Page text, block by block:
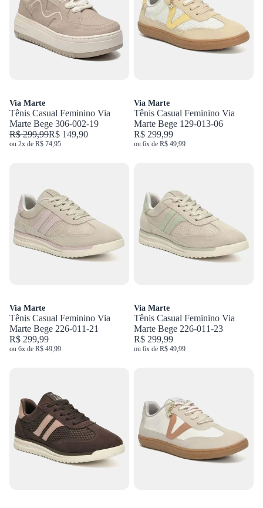
Via Marte
Tênis Casual Feminino Via
Marte Bege 306-002-19
R$ 299,99R$ 149,90
ou 2x de R$ 74,95
Via Marte
Tênis Casual Feminino Via
Marte Bege 129-013-06
R$ 299,99
ou 6x de R$ 49,99
Via Marte
Tênis Casual Feminino Via
Marte Bege 226-011-21
R$ 299,99
ou 6x de R$ 49,99
Via Marte
Tênis Casual Feminino Via
Marte Bege 226-011-23
R$ 299,99
ou 6x de R$ 49,99